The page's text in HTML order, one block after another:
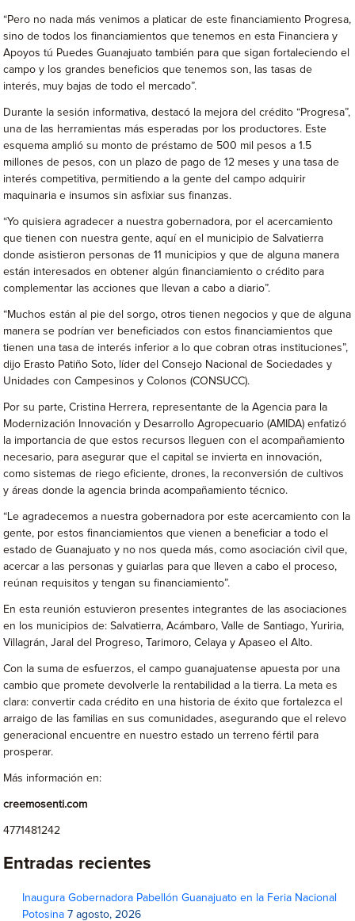
“Pero no nada más venimos a platicar de este financiamiento Progresa,
sino de todos los financiamientos que tenemos en esta Financiera y
Apoyos tú Puedes Guanajuato también para que sigan fortaleciendo el
campo y los grandes beneficios que tenemos son, las tasas de
interés, muy bajas de todo el mercado”.
Durante la sesión informativa, destacó la mejora del crédito “Progresa”,
una de las herramientas más esperadas por los productores. Este
esquema amplió su monto de préstamo de 500 mil pesos a 1.5
millones de pesos, con un plazo de pago de 12 meses y una tasa de
interés competitiva, permitiendo a la gente del campo adquirir
maquinaria e insumos sin asfixiar sus finanzas.
“Yo quisiera agradecer a nuestra gobernadora, por el acercamiento
que tienen con nuestra gente, aquí en el municipio de Salvatierra
donde asistieron personas de 11 municipios y que de alguna manera
están interesados en obtener algún financiamiento o crédito para
complementar las acciones que llevan a cabo a diario”.
“Muchos están al pie del sorgo, otros tienen negocios y que de alguna
manera se podrían ver beneficiados con estos financiamientos que
tienen una tasa de interés inferior a lo que cobran otras instituciones”,
dijo Erasto Patiño Soto, líder del Consejo Nacional de Sociedades y
Unidades con Campesinos y Colonos (CONSUCC).
Por su parte, Cristina Herrera, representante de la Agencia para la
Modernización Innovación y Desarrollo Agropecuario (AMIDA) enfatizó
la importancia de que estos recursos lleguen con el acompañamiento
necesario, para asegurar que el capital se invierta en innovación,
como sistemas de riego eficiente, drones, la reconversión de cultivos
y áreas donde la agencia brinda acompañamiento técnico.
“Le agradecemos a nuestra gobernadora por este acercamiento con la
gente, por estos financiamientos que vienen a beneficiar a todo el
estado de Guanajuato y no nos queda más, como asociación civil que,
acercar a las personas y guiarlas para que lleven a cabo el proceso,
reúnan requisitos y tengan su financiamiento”.
En esta reunión estuvieron presentes integrantes de las asociaciones
en los municipios de: Salvatierra, Acámbaro, Valle de Santiago, Yuriria,
Villagrán, Jaral del Progreso, Tarimoro, Celaya y Apaseo el Alto.
Con la suma de esfuerzos, el campo guanajuatense apuesta por una
cambio que promete devolverle la rentabilidad a la tierra. La meta es
clara: convertir cada crédito en una historia de éxito que fortalezca el
arraigo de las familias en sus comunidades, asegurando que el relevo
generacional encuentre en nuestro estado un terreno fértil para
prosperar.
Más información en:
creemosenti.com
4771481242
Entradas recientes
Inaugura Gobernadora Pabellón Guanajuato en la Feria Nacional
Potosina 7 agosto, 2026